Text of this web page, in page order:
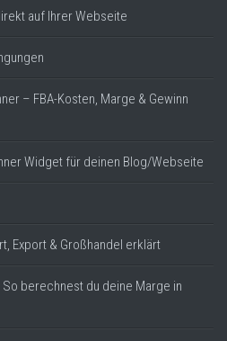
auf Ihrer Webseite
– FBA-Kosten, Marge & Gewinn
Widget für deinen Blog/Webseite
Export & Großhandel erklärt
berechnest du deine Marge in